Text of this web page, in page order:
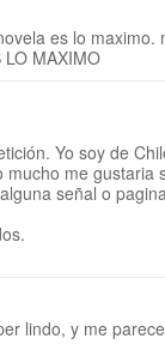
es lo
MAXIMO
Yo soy de
mucho me gustaria
señal o
lindo, y me